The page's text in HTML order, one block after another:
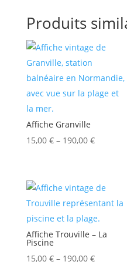
Produits
Affiche Granville
15,00 €– 190,00 €
Affiche Trouville – La
Piscine
15,00 €– 190,00 €